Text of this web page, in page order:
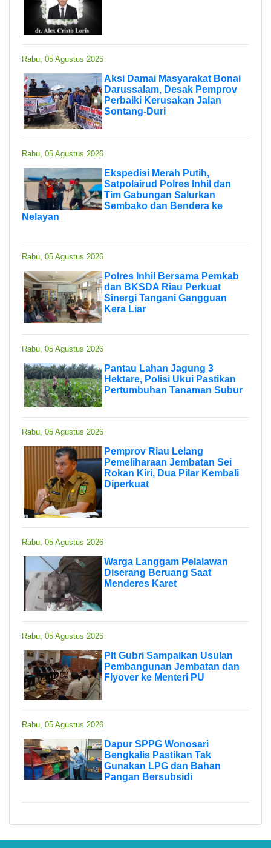
Rabu, 05 Agustus 2026
Aksi Damai Masyarakat Bonai
Darussalam, Desak Pemprov
Perbaiki Kerusakan Jalan
Sontang-Duri
Rabu, 05 Agustus 2026
Ekspedisi Merah Putih,
Satpolairud Polres Inhil dan
Tim Gabungan Salurkan
Sembako dan Bendera ke
Nelayan
Rabu, 05 Agustus 2026
Polres Inhil Bersama Pemkab
dan BKSDA Riau Perkuat
Sinergi Tangani Gangguan
Kera Liar
Rabu, 05 Agustus 2026
Pantau Lahan Jagung 3
Hektare, Polisi Ukui Pastikan
Pertumbuhan Tanaman Subur
Rabu, 05 Agustus 2026
Pemprov Riau Lelang
Pemeliharaan Jembatan Sei
Rokan Kiri, Dua Pilar Kembali
Diperkuat
Rabu, 05 Agustus 2026
Warga Langgam Pelalawan
Diserang Beruang Saat
Menderes Karet
Rabu, 05 Agustus 2026
Plt Gubri Sampaikan Usulan
Pembangunan Jembatan dan
Flyover ke Menteri PU
Rabu, 05 Agustus 2026
Dapur SPPG Wonosari
Bengkalis Pastikan Tak
Gunakan LPG dan Bahan
Pangan Bersubsidi